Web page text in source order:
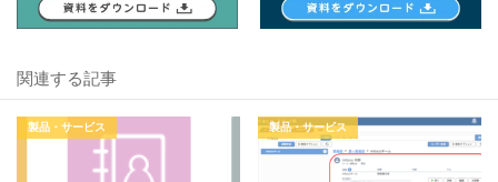
関連する記事
製品・サービス 製品・サービス